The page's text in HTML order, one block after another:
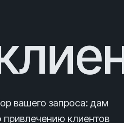
вашего запроса: дам
клиентов